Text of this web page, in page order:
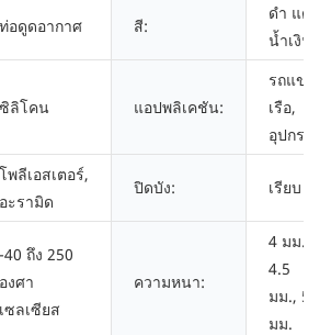
ท่อดูดอากาศ สี:
ดำ แดง
น้ำเงิน
ซิลิโคน แอปพลิเคชัน:
รถแข่ง,
เรือ,
อุปกรณ์
โพลีเอสเตอร์,
อะรามิด
ปิดบัง: เรียบ
-40 ถึง 250
องศา
เซลเซียส
ความหนา:
4 มม.,
4.5
มม., 5
มม.